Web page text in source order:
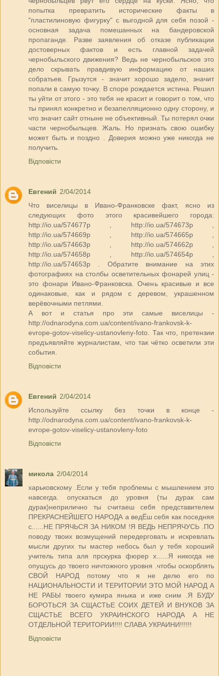
попытка превратить исторические факты в
"пластилиновую фигурку" с выгодной для себя позой -
основная задача помешанных на бандеровской
пропаганде. Разве заявления об отказе публикации
достоверных фактов и есть главной задачей
чернобыльского движения? Ведь не чернобыльское это
дело скрывать правдивую информацию от наших
собратьев. Грызутся - значит хорошо задело, значит
попали в самую точку. В споре рождается истина. Решил
ты уйти от этого - это тебя не красит и говорит о том, что
ты принял конкретно и безапелляционно одну сторону, и
что значит сайт отныне не объективный. Ты потерял очки
части чернобыльцев. Жаль. Но признать свою ошибку
может быть и поздно . Доверия можно уже никогда не
получить.
Відповісти
Евгений 2/04/2014
Что виселицы в Ивано-Франковске факт, ясно из
следующих фото этого красивейшего города:
http://io.ua/574677p , http://io.ua/574673p ,
http://io.ua/574669p , http://io.ua/574665p ,
http://io.ua/574663p , http://io.ua/574662p ,
http://io.ua/574658p , http://io.ua/574654p ,
http://io.ua/574653p . Обратите внимание на этих
фотографиях на столбы осветительных фонарей улиц -
это фонари Ивано-Франковска. Очень красивые и все
одинаковые, как и рядом с деревом, украшенном
верёвочными петлями.
А вот и статья про эти самые виселицы -
http://odnarodyna.com.ua/content/ivano-frankovsk-k-
evrope-gotov-viselicy-ustanovleny-foto. Так что, претензии
предъявляйте журналистам, что так чётко осветили эти
события.
Відповісти
Евгений 2/04/2014
Используйте ссылку без точки в конце -
http://odnarodyna.com.ua/content/ivano-frankovsk-k-
evrope-gotov-viselicy-ustanovleny-foto
Відповісти
микола 2/04/2014
харьковскому .Если у тебя проблемы с мышлением это
навсегда. опускаться до уровня (ты дурак сам
дурак)неприлично ты считаеш себя представителем
ПРЕКРАСНЕЙШЕГО НАРОДА а ведЁш себя как поседняя
с......НЕ ПРЯЧЬСЯ ЗА НИКОМ !Я ВЕДЬ НЕПРЯЧУСЬ .ПО
поводу твоих возмущений передерговать и искревлать
мысли других ты мастер небось был у тебя хороший
учитель типа аля прскурка фюрер х......Я никогда не
опущусь до твоего ничтожного уровня .чтобы оскорблять
СВОЙ НАРОД потому что я не делю его по
НАЦИОНАЛЬНОСТИ И ТЕРИТОРИИ ЭТО МОЙ НАРОД А
НЕ РАБЫ твоего кумира яныка и иже сним .Я БУДУ
БОРОТЬСЯ ЗА СЩАСТЬЕ СОИХ ДЕТЕЙ И ВНУКОВ ЗА
СЩАСТЬЕ ВСЕГО УКРАИНСКОГО НАРОДА А НЕ
ОТДЕЛЬНОЙ ТЕРИТОРИИ!!!! СЛАВА УКРАИНИ!!!!!!
Відповісти